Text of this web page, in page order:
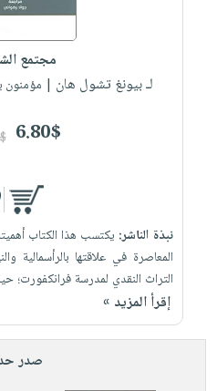
مجتمع
لـ بيونغ تشول هان | مؤمنون
6.80$
نبذة الناشر: يكتسب هذا الكتاب
المعاصرة في علاقتها بالرأسمالية
التراث النقدي لمدرسة فرانكفورت؛
إقرأ المزيد »
صدر